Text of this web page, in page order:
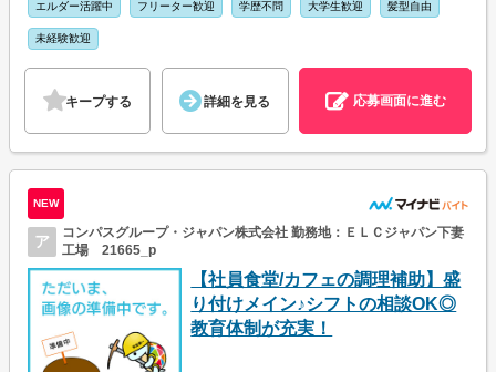
エルダー活躍中 フリーター歓迎 学歴不問 大学生歓迎 髪型自由
未経験歓迎
キープする 詳細を見る 応募画面に進む
NEW
ア
コンパスグループ・ジャパン株式会社 勤務地：ＥＬＣジャパン下妻
工場 21665_p
【社員食堂/カフェの調理補助】盛
り付けメイン♪シフトの相談OK◎
教育体制が充実！